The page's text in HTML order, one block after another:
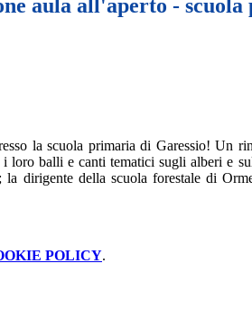
aula all'aperto -
la scuola primaria di Garessio! Un
loro balli e canti tematici sugli alberi e
dirigente della scuola forestale di
POLICY.